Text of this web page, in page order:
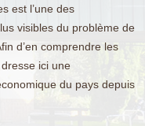
est l’une des
visibles du problème de
d’en comprendre les
ici une
du pays depuis